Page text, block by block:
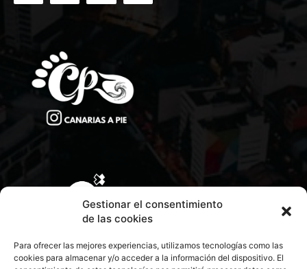
Gestionar el consentimiento
de las cookies
Para ofrecer las mejores experiencias, utilizamos tecnologías como las
cookies para almacenar y/o acceder a la información del dispositivo. El